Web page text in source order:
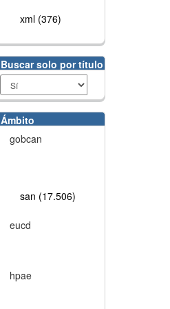
xml (376)
Buscar solo por título
Ámbito
gobcan
san (17.506)
eucd
hpae